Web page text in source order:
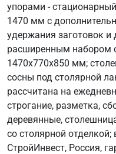
упорами -
1470 мм с
удержания заготовок и
расширенным набором
1470х770х850 мм;
сосны под столярной
рассчитана на
строгание, разметка,
деревянные,
со столярной отделкой;
СтройИнвест, Россия,